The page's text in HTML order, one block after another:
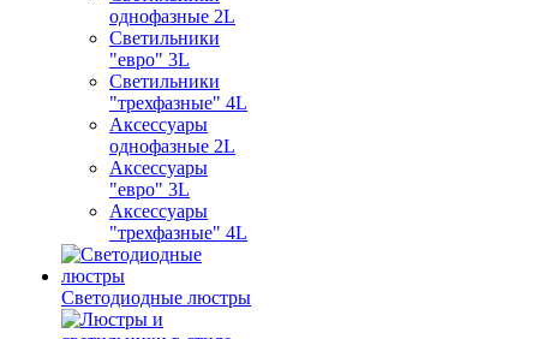
однофазные 2L
Светильники
"евро" 3L
Светильники
"трехфазные" 4L
Аксессуары
однофазные 2L
Аксессуары
"евро" 3L
Аксессуары
"трехфазные" 4L
Светодиодные люстры